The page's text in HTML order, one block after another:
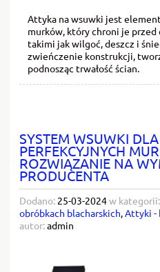
Attyka na wsuwki jest
murków, który chroni je
takimi jak wilgoć, deszcz i
zwieńczenie konstrukcji,
podnosząc trwałość ścian.
SYSTEM WSUWKI DLA
PERFEKCYJNYCH
ROZWIĄZANIE NA
PRODUCENTA
Dodano: 25-03-2024w kategorii:
obróbkach blacharskich,Attyki -
autor:admin